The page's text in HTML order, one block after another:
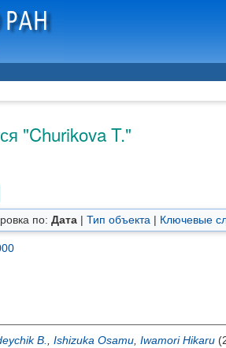
"Churikova T."
по: Дата | Тип объекта | Ключевые
B. Ishizuka Osamu Iwamori Hikaru